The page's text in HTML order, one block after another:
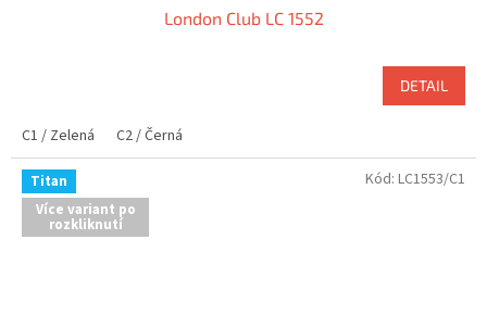
London Club LC 1552
DETAIL
C1 / Zelená C2 / Černá
Titan
Více variant po
rozkliknutí
Kód: LC1553/C1